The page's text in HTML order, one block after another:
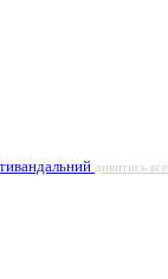
дивитись все